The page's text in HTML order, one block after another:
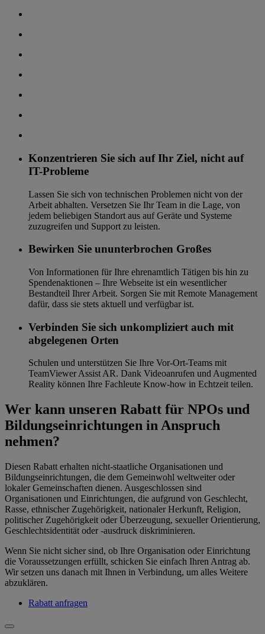
Konzentrieren Sie sich auf Ihr Ziel, nicht auf
IT-Probleme
Lassen Sie sich von technischen Problemen nicht von der
Arbeit abhalten. Versetzen Sie Ihr Team in die Lage, von
jedem beliebigen Standort aus auf Geräte und Systeme
zuzugreifen und Support zu leisten.
Bewirken Sie ununterbrochen Großes
Von Informationen für Ihre ehrenamtlich Tätigen bis hin zu
Spendenaktionen – Ihre Webseite ist ein wesentlicher
Bestandteil Ihrer Arbeit. Sorgen Sie mit Remote Management
dafür, dass sie stets aktuell und verfügbar ist.
Verbinden Sie sich unkompliziert auch mit
abgelegenen Orten
Schulen und unterstützen Sie Ihre Vor-Ort-Teams mit
TeamViewer Assist AR. Dank Videoanrufen und Augmented
Reality können Ihre Fachleute Know-how in Echtzeit teilen.
Wer kann unseren Rabatt für NPOs und
Bildungseinrichtungen in Anspruch
nehmen?
Diesen Rabatt erhalten nicht-staatliche Organisationen und
Bildungseinrichtungen, die dem Gemeinwohl weltweiter oder
lokaler Gemeinschaften dienen. Ausgeschlossen sind
Organisationen und Einrichtungen, die aufgrund von Geschlecht,
Rasse, ethnischer Zugehörigkeit, nationaler Herkunft, Religion,
politischer Zugehörigkeit oder Überzeugung, sexueller Orientierung,
Geschlechtsidentität oder -ausdruck diskriminieren.
Wenn Sie nicht sicher sind, ob Ihre Organisation oder Einrichtung
die Voraussetzungen erfüllt, schicken Sie einfach Ihren Antrag ab.
Wir setzen uns danach mit Ihnen in Verbindung, um alles Weitere
abzuklären.
Rabatt anfragen